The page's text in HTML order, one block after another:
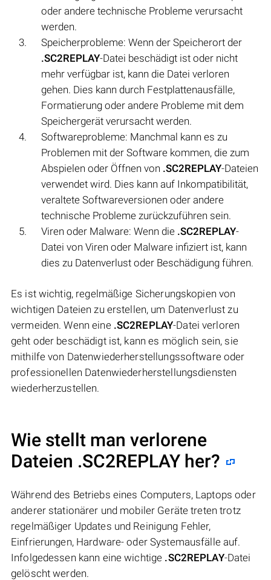
oder andere technische Probleme verursacht
werden.
Speicherprobleme: Wenn der Speicherort der
.SC2REPLAY-Datei beschädigt ist oder nicht
mehr verfügbar ist, kann die Datei verloren
gehen. Dies kann durch Festplattenausfälle,
Formatierung oder andere Probleme mit dem
Speichergerät verursacht werden.
Softwareprobleme: Manchmal kann es zu
Problemen mit der Software kommen, die zum
Abspielen oder Öffnen von .SC2REPLAY-Dateien
verwendet wird. Dies kann auf Inkompatibilität,
veraltete Softwareversionen oder andere
technische Probleme zurückzuführen sein.
Viren oder Malware: Wenn die .SC2REPLAY-
Datei von Viren oder Malware infiziert ist, kann
dies zu Datenverlust oder Beschädigung führen.
Es ist wichtig, regelmäßige Sicherungskopien von
wichtigen Dateien zu erstellen, um Datenverlust zu
vermeiden. Wenn eine .SC2REPLAY-Datei verloren
geht oder beschädigt ist, kann es möglich sein, sie
mithilfe von Datenwiederherstellungssoftware oder
professionellen Datenwiederherstellungsdiensten
wiederherzustellen.
Wie stellt man verlorene
Dateien .SC2REPLAY her?
Während des Betriebs eines Computers, Laptops oder
anderer stationärer und mobiler Geräte treten trotz
regelmäßiger Updates und Reinigung Fehler,
Einfrierungen, Hardware- oder Systemausfälle auf.
Infolgedessen kann eine wichtige .SC2REPLAY-Datei
gelöscht werden.